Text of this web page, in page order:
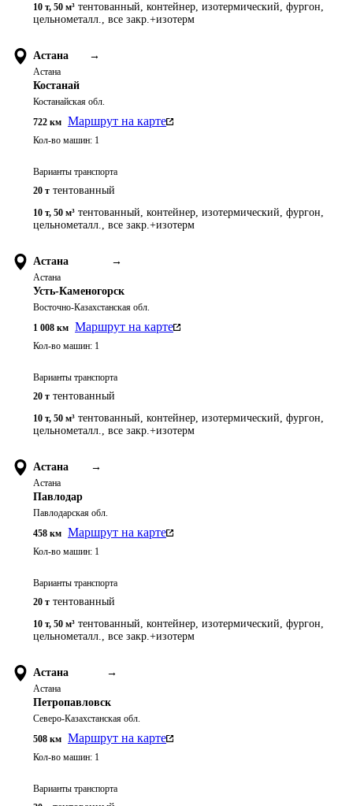
10 т, 50 м³ тентованный, контейнер, изотермический, фургон,
цельнометалл., все закр.+изотерм
Астана →
Астана
Костанай
Костанайская обл.
722 км Маршрут на карте
Кол-во машин: 1
Варианты транспорта
20 т тентованный
10 т, 50 м³ тентованный, контейнер, изотермический, фургон,
цельнометалл., все закр.+изотерм
Астана →
Астана
Усть-Каменогорск
Восточно-Казахстанская обл.
1 008 км Маршрут на карте
Кол-во машин: 1
Варианты транспорта
20 т тентованный
10 т, 50 м³ тентованный, контейнер, изотермический, фургон,
цельнометалл., все закр.+изотерм
Астана →
Астана
Павлодар
Павлодарская обл.
458 км Маршрут на карте
Кол-во машин: 1
Варианты транспорта
20 т тентованный
10 т, 50 м³ тентованный, контейнер, изотермический, фургон,
цельнометалл., все закр.+изотерм
Астана →
Астана
Петропавловск
Северо-Казахстанская обл.
508 км Маршрут на карте
Кол-во машин: 1
Варианты транспорта